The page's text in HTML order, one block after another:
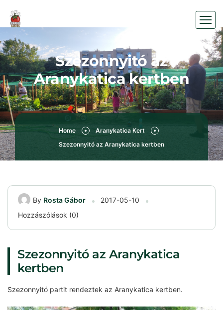
Szezonnyitó az
Aranykatica kertben
Home
Aranykatica Kert
Szezonnyitó az Aranykatica kertben
By Rosta Gábor
2017-05-10
Hozzászólások (0)
Szezonnyitó az Aranykatica
kertben
Szezonnyitó partit rendeztek az Aranykatica kertben.